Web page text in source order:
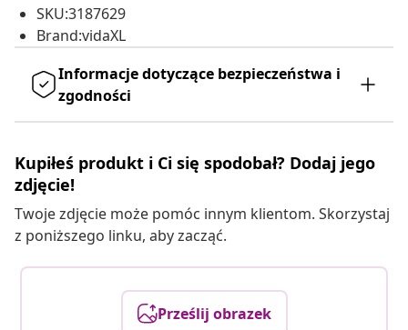
SKU:3187629
Brand:vidaXL
Informacje dotyczące bezpieczeństwa i
zgodności
Kupiłeś produkt i Ci się spodobał? Dodaj jego
zdjęcie!
Twoje zdjęcie może pomóc innym klientom. Skorzystaj
z poniższego linku, aby zacząć.
Prześlij obrazek